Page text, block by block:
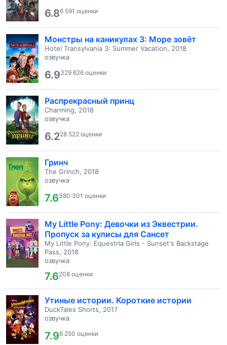
6.86 591 оценки
Монстры на каникулах 3: Море зовёт
Hotel Transylvania 3: Summer Vacation, 2018
озвучка
6.9329 626 оценки
Распрекрасный принц
Charming, 2018
озвучка
6.228 522 оценки
Гринч
The Grinch, 2018
озвучка
7.6380 301 оценки
My Little Pony: Девочки из Эквестрии.
Пропуск за кулисы для Сансет
My Little Pony: Equestria Girls - Sunset's Backstage
Pass, 2018
озвучка
7.6208 оценки
Утиные истории. Короткие истории
DuckTales Shorts, 2017
озвучка
7.96 250 оценки